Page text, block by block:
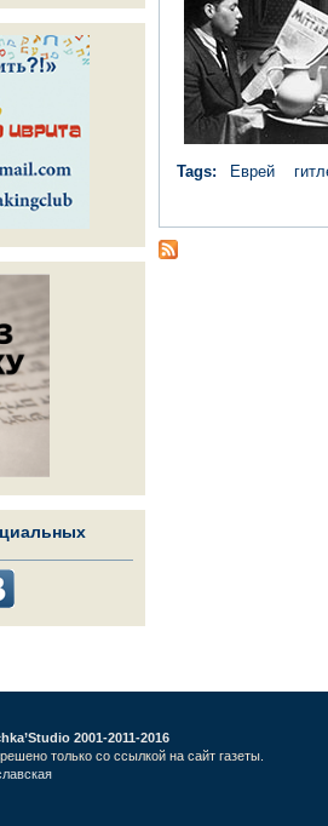
Tags: Еврей
2001-2011-2016
только со ссылкой на сайт газеты.